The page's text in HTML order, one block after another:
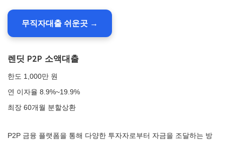
무직자대출 쉬운곳 →
렌딧 P2P 소액대출
한도 1,000만 원
연 이자율 8.9%~19.9%
최장 60개월 분할상환
P2P 금융 플랫폼을 통해 다양한 투자자로부터 자금을 조달하는 방